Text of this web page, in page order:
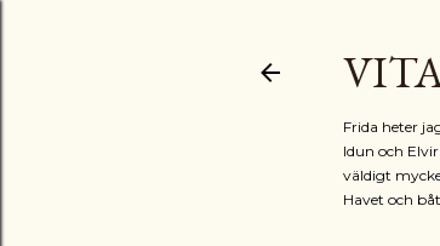
Frida heter
Idun och
väldigt
Havet och